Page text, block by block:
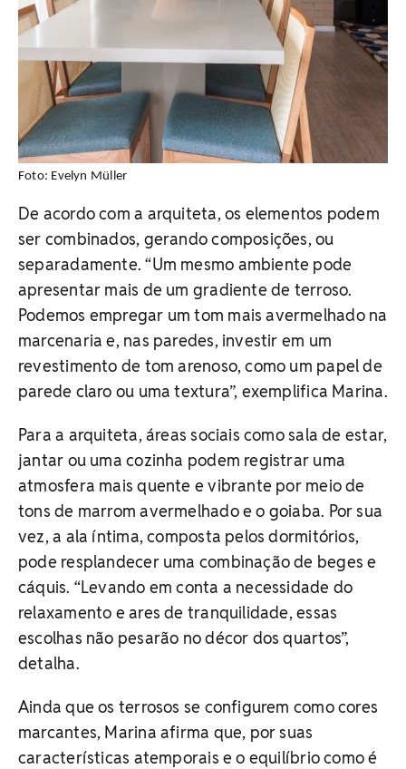
Foto: Evelyn Müller
De acordo com a arquiteta, os elementos podem
ser combinados, gerando composições, ou
separadamente. “Um mesmo ambiente pode
apresentar mais de um gradiente de terroso.
Podemos empregar um tom mais avermelhado na
marcenaria e, nas paredes, investir em um
revestimento de tom arenoso, como um papel de
parede claro ou uma textura”, exemplifica Marina.
Para a arquiteta, áreas sociais como sala de estar,
jantar ou uma cozinha podem registrar uma
atmosfera mais quente e vibrante por meio de
tons de marrom avermelhado e o goiaba. Por sua
vez, a ala íntima, composta pelos dormitórios,
pode resplandecer uma combinação de beges e
cáquis. “Levando em conta a necessidade do
relaxamento e ares de tranquilidade, essas
escolhas não pesarão no décor dos quartos”,
detalha.
Ainda que os terrosos se configurem como cores
marcantes, Marina afirma que, por suas
características atemporais e o equilíbrio como é